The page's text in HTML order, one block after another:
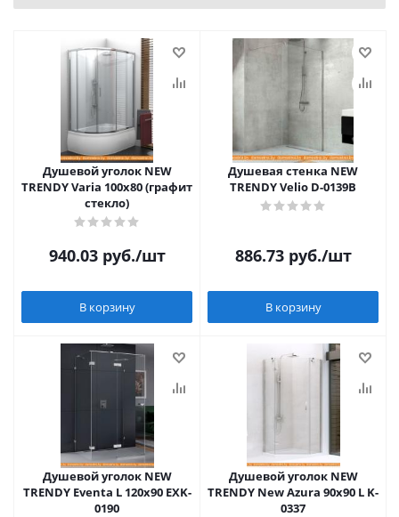
Душевой уголок NEW
TRENDY Varia 100x80 (графит
стекло)
940.03руб./шт
В корзину
Душевая стенка NEW
TRENDY Velio D-0139B
886.73руб./шт
В корзину
Душевой уголок NEW
TRENDY Eventa L 120х90 EXK-
0190
Душевой уголок NEW
TRENDY New Azura 90x90 L K-
0337